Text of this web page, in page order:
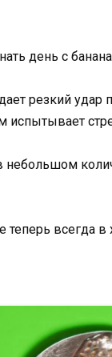
день с
резкий удар
испытывает
теперь всегда в